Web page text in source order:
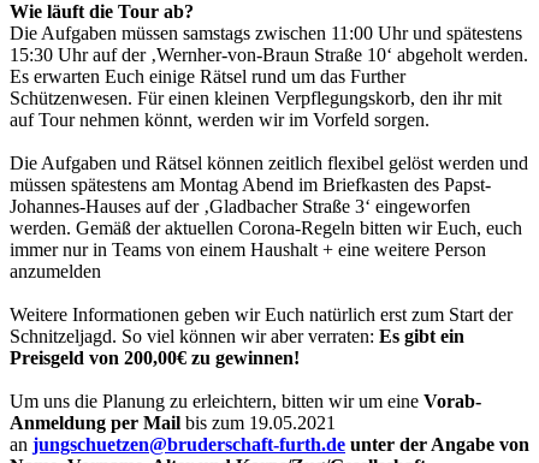
Wie läuft die Tour ab?
Die Aufgaben müssen samstags zwischen 11:00 Uhr und spätestens
15:30 Uhr auf der ‚Wernher-von-Braun Straße 10‘ abgeholt werden.
Es erwarten Euch einige Rätsel rund um das Further
Schützenwesen. Für einen kleinen Verpflegungskorb, den ihr mit
auf Tour nehmen könnt, werden wir im Vorfeld sorgen.
Die Aufgaben und Rätsel können zeitlich flexibel gelöst werden und
müssen spätestens am Montag Abend im Briefkasten des Papst-
Johannes-Hauses auf der ‚Gladbacher Straße 3‘ eingeworfen
werden. Gemäß der aktuellen Corona-Regeln bitten wir Euch, euch
immer nur in Teams von einem Haushalt + eine weitere Person
anzumelden
Weitere Informationen geben wir Euch natürlich erst zum Start der
Schnitzeljagd. So viel können wir aber verraten: Es gibt ein
Preisgeld von 200,00€ zu gewinnen!
Um uns die Planung zu erleichtern, bitten wir um eine Vorab-
Anmeldung per Mail bis zum 19.05.2021
an jungschuetzen@bruderschaft-furth.de unter der Angabe von